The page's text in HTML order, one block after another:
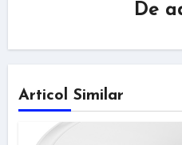
De
Articol Similar